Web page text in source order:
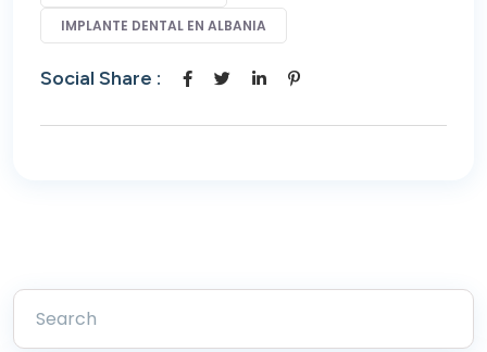
IMPLANTE DENTAL EN ALBANIA
Social Share :